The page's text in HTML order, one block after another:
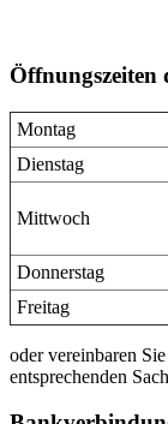
Öffnungszeiten
Montag
Dienstag
Mittwoch
Donnerstag
Freitag
oder vereinbaren
entsprechenden